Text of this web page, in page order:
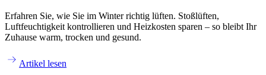
Erfahren Sie, wie Sie im Winter richtig lüften. Stoßlüften,
Luftfeuchtigkeit kontrollieren und Heizkosten sparen – so bleibt Ihr
Zuhause warm, trocken und gesund.
Artikel lesen